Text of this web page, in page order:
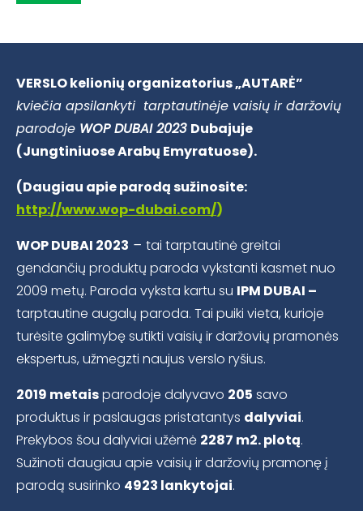
VERSLO kelionių organizatorius „AUTARĖ”
kviečia apsilankyti tarptautinėje vaisių ir daržovių
parodoje WOP DUBAI 2023 Dubajuje
(Jungtiniuose Arabų Emyratuose).
(Daugiau apie parodą sužinosite:
http://www.wop-dubai.com/)
WOP DUBAI 2023 – tai tarptautinė greitai
gendančių produktų paroda vykstanti kasmet nuo
2009 metų. Paroda vyksta kartu su IPM DUBAI –
tarptautine augalų paroda. Tai puiki vieta, kurioje
turėsite galimybę sutikti vaisių ir daržovių pramonės
ekspertus, užmegzti naujus verslo ryšius.
2019 metaisparodoje dalyvavo 205 savo
produktus ir paslaugas pristatantys dalyviai.
Prekybos šou dalyviai užėmė 2287 m2. plotą.
Sužinoti daugiau apie vaisių ir daržovių pramonę į
parodą susirinko 4923 lankytojai.